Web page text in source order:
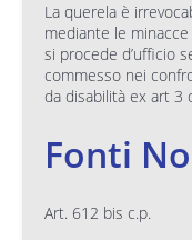
La querela è
mediante le
si procede d’ufficio
commesso nei
da disabilità ex art 3
Fonti
Art. 612 bis c.p.